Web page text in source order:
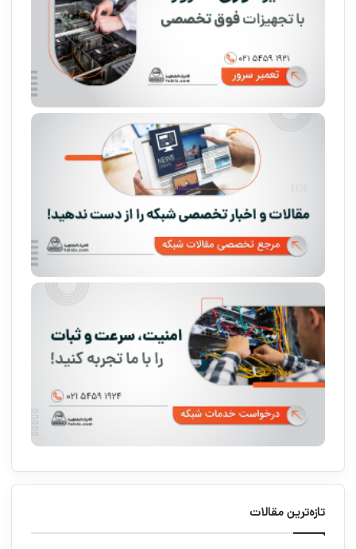
تازه‌ترین مقالات